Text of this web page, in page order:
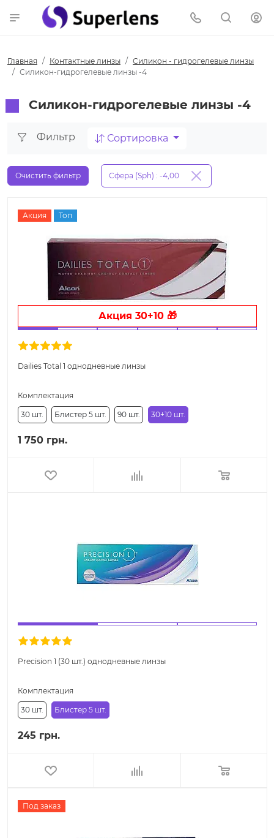
Главная Контактные линзы
Силикон - гидрогелевые линзы
Силикон-гидрогелевые линзы -4
Силикон-гидрогелевые линзы -4
Фильтр Сортировка
Очистить фильтр Сфера (Sph) : -4,00
Акция Топ
Акция 30+10 🎁
Dailies Total 1 однодневные линзы
Комплектация
30 шт. Блистер 5 шт. 90 шт. 30+10 шт.
1 750 грн.
Precision 1 (30 шт.) однодневные линзы
Комплектация
30 шт. Блистер 5 шт.
245 грн.
Под заказ